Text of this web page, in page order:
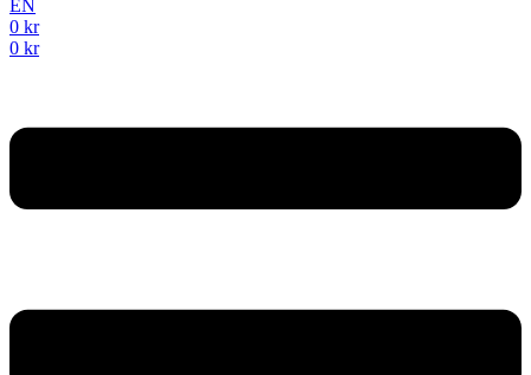
EN
0 kr
0 kr